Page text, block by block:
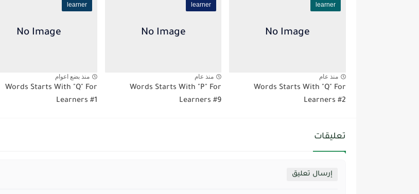
learner
منذ عام
Words Starts With "Q" For
Learners #2
learner
منذ عام
Words Starts With "P" For
Learners #9
learner
منذ بضع اعوام
Words Starts With "Q" For
Learners #1
تعليقات
إرسال تعليق